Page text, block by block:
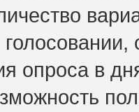
опроса в